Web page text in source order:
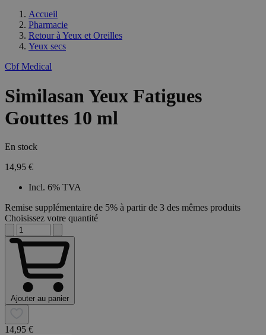
Accueil
Pharmacie
Retour à Yeux et Oreilles
Yeux secs
Cbf Medical
Similasan Yeux Fatigues
Gouttes 10 ml
En stock
14,95 €
Incl. 6% TVA
Remise supplémentaire de 5% à partir de 3 des mêmes produits
Choisissez votre quantité
Ajouter au panier
14,95 €